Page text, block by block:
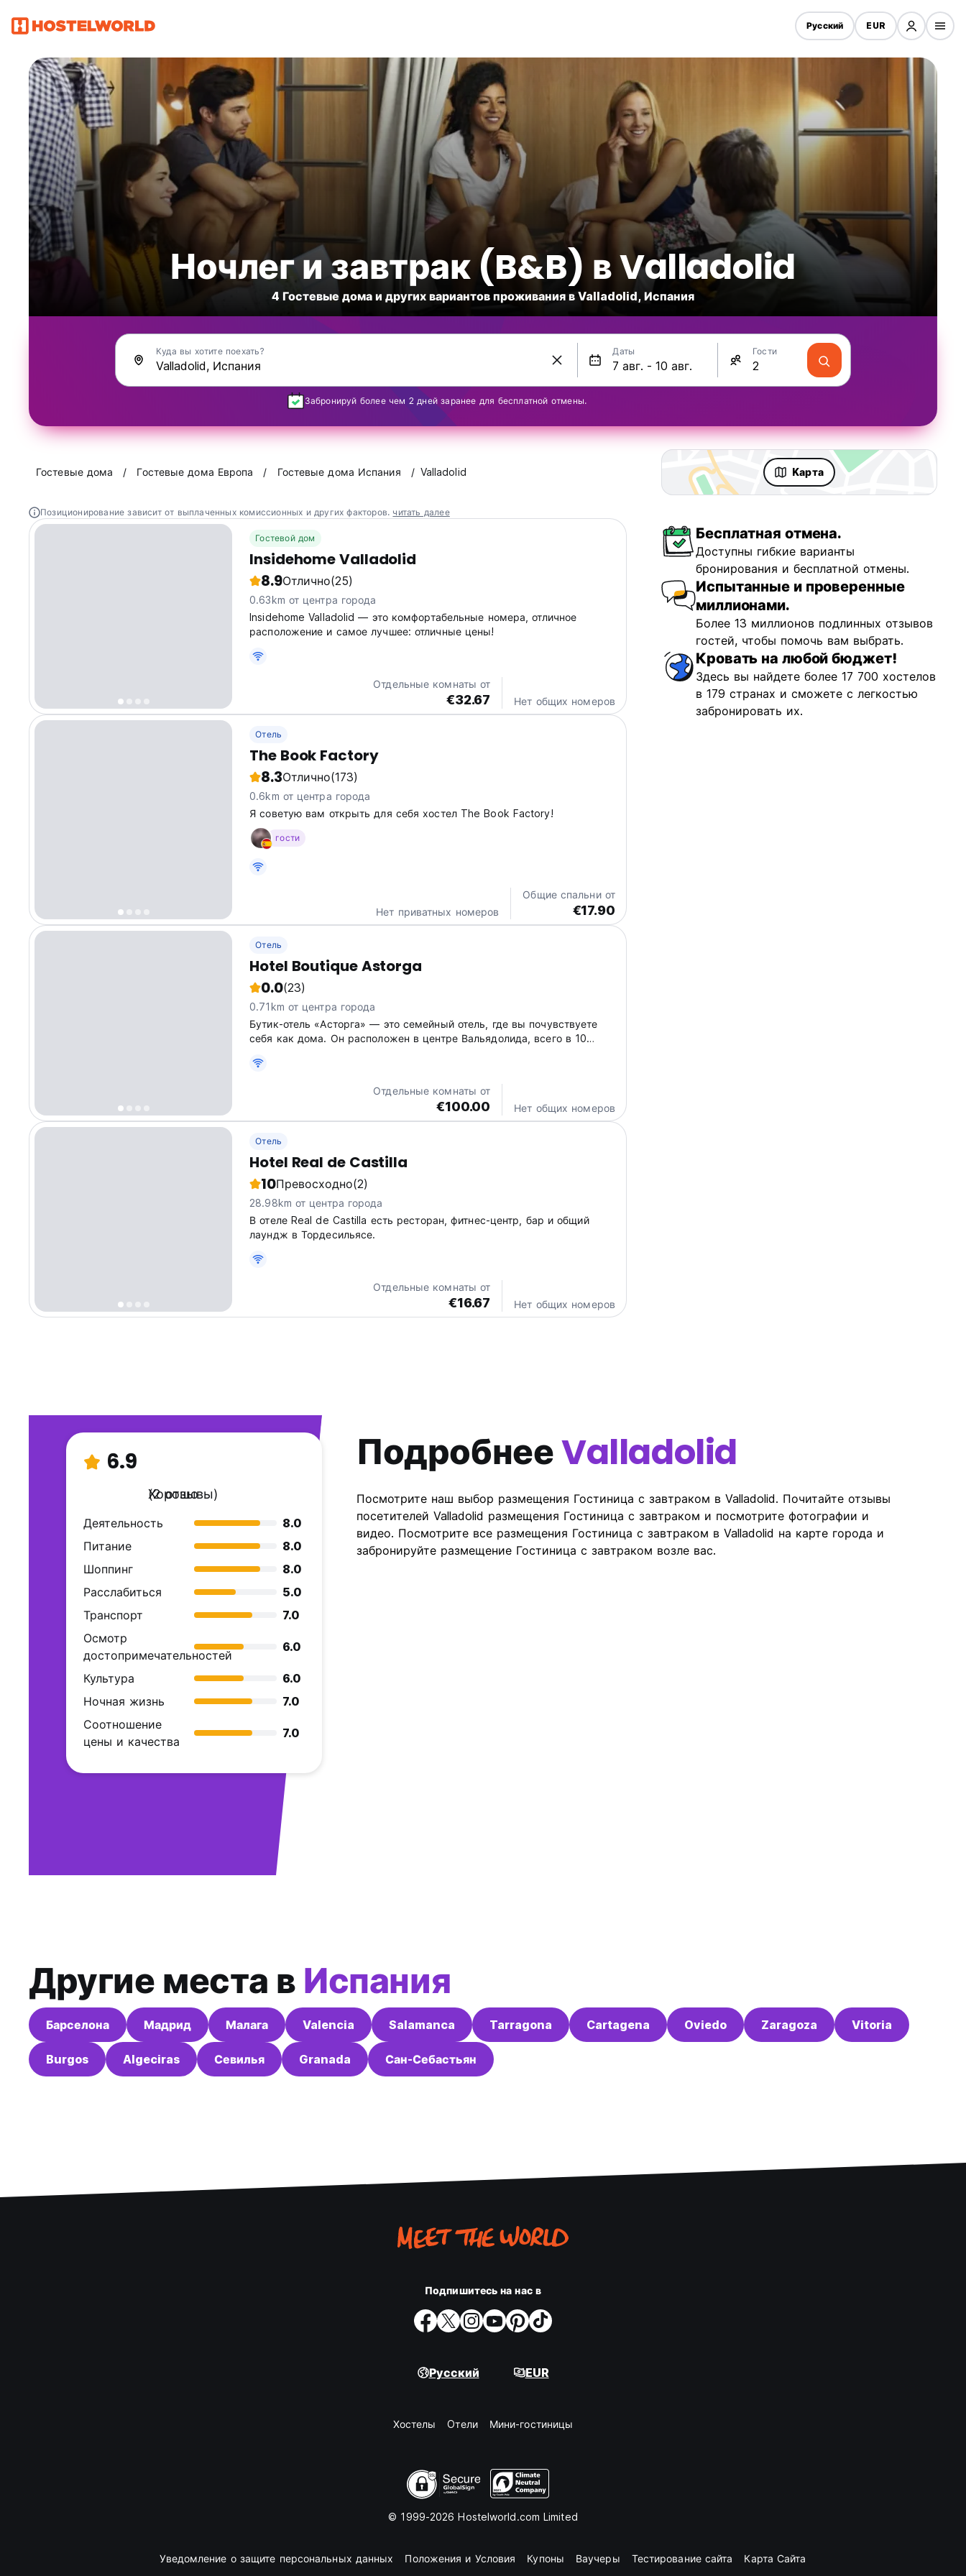
Русский EUR
Ночлег и завтрак (B&B) в Valladolid
4 Гостевые дома и других вариантов проживания в Valladolid, Испания
Куда вы хотите поехать? Даты Гости
Забронируй более чем 2 дней заранее для бесплатной отмены.
Гостевые дома Гостевые дома Европа Гостевые дома Испания Valladolid Kарта
Позиционирование зависит от выплаченных комиссионных и других факторов. читать далее
Гостевой дом
Insidehome Valladolid
8.9Отлично(25)
0.63km от центра города
Insidehome Valladolid — это комфортабельные номера, отличное
расположение и самое лучшее: отличные цены!
Отдельные комнаты от
€32.67 Нет общих номеров
Отель
The Book Factory
8.3Отлично(173)
0.6km от центра города
Я советую вам открыть для себя хостел The Book Factory!
гости
Нет приватных номеров
Общие спальни от
€17.90
Отель
Hotel Boutique Astorga
0.0(23)
0.71km от центра города
Бутик-отель «Асторга» — это семейный отель, где вы почувствуете
себя как дома. Он расположен в центре Вальядолида, всего в 10
минутах от автовокзала. У нас также есть парковка. Здание было
Отдельные комнаты от
€100.00 Нет общих номеров
Отель
Hotel Real de Castilla
10Превосходно(2)
28.98km от центра города
В отеле Real de Castilla есть ресторан, фитнес-центр, бар и общий
лаундж в Тордесильясе.
Отдельные комнаты от
€16.67 Нет общих номеров
Бесплатная отмена.
Доступны гибкие варианты
бронирования и бесплатной отмены.
Испытанные и проверенные
миллионами.
Более 13 миллионов подлинных отзывов
гостей, чтобы помочь вам выбрать.
Кровать на любой бюджет!
Здесь вы найдете более 17 700 хостелов
в 179 странах и сможете с легкостью
забронировать их.
6.9
Хорошо
(2 отзывы)
Деятельность
8.0
Питание
8.0
Шоппинг
8.0
Расслабиться
5.0
Транспорт
7.0
Осмотр
достопримечательностей
6.0
Культура
6.0
Ночная жизнь
7.0
Соотношение
цены и качества
7.0
ПодробнееValladolid
Посмотрите наш выбор размещения Гостиница с завтраком в Valladolid. Почитайте отзывы
посетителей Valladolid размещения Гостиница с завтраком и посмотрите фотографии и
видео. Посмотрите все размещения Гостиница с завтраком в Valladolid на карте города и
забронируйте размещение Гостиница с завтраком возле вас.
Другие места вИспания
Барселона Мадрид Малага Valencia Salamanca Tarragona Cartagena Oviedo Zaragoza Vitoria
Burgos Algeciras Севилья Granada Сан-Себастьян
Подпишитесь на нас в
Русский EUR
Хостелы Oтели Мини-гостиницы
© 1999-2026 Hostelworld.com Limited
Уведомление о защите персональных данных Положения и Условия Купоны Ваучеры Тестирование сайта Карта Сайта